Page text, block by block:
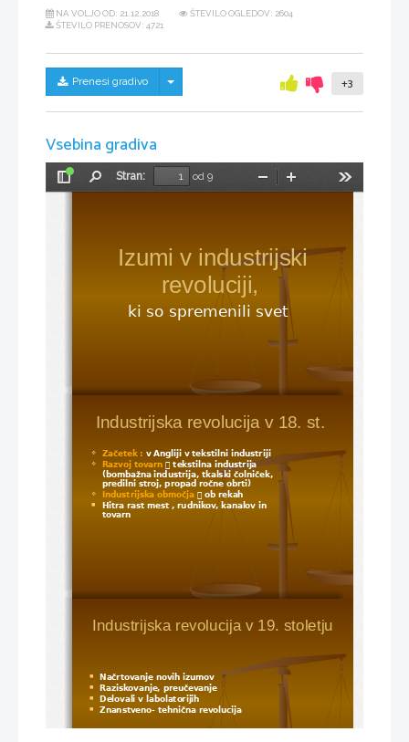
NA VOLJO OD: 21.12.2018
ŠTEVILO OGLEDOV: 2604
ŠTEVILO PRENOSOV: 4721
Prenesi gradivo Skrij/prikaži meni +3
Vsebina gradiva
Preklopi
Stran:
od 9
Pomanjšaj
Izumi v industrijski
revoluciji,
ki so spremenili svet
Industrijska revolucija v 18. st.
 Začetek : v Angliji v tekstilni industriji
 Razvoj tovarn  tekstilna industrija
(bombažna industrija, tkalski čolniček,
predilni stroj, propad ročne obrti)
 Industrijska območja  ob rekah

Hitra rast mest , rudnikov, kanalov in
tovarn
Industrijska revolucija v 19. stoletju
 Načrtovanje novih izumov
 Raziskovanje, preučevanje
 Delovali v labolatorijih
 Znanstveno- tehnična revolucija